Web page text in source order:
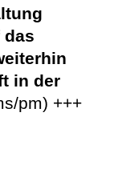
das
in der
pm) +++